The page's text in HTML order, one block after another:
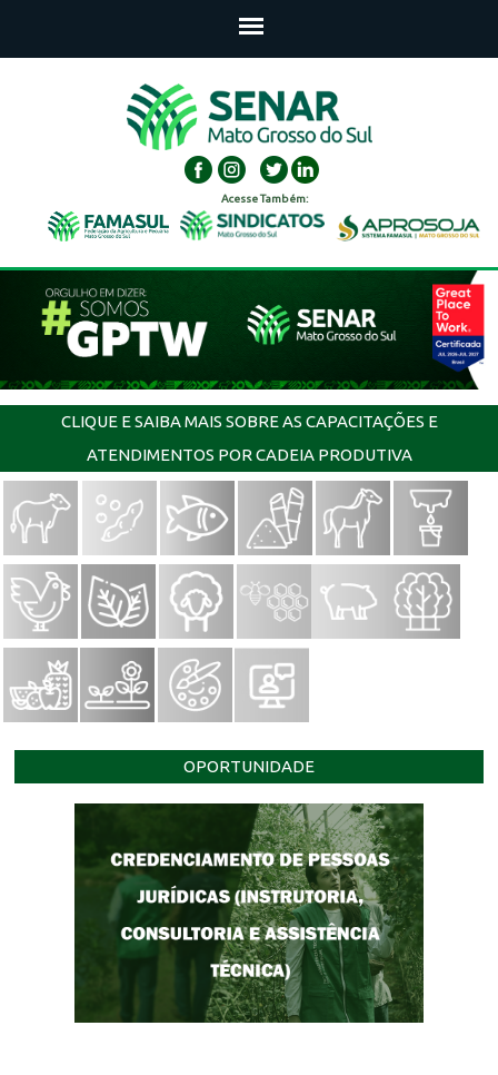
Acesse Também:
CLIQUE E SAIBA MAIS SOBRE AS CAPACITAÇÕES E
ATENDIMENTOS POR CADEIA PRODUTIVA
OPORTUNIDADE